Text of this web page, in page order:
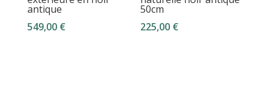
antique
549,00 €
50cm
225,00 €